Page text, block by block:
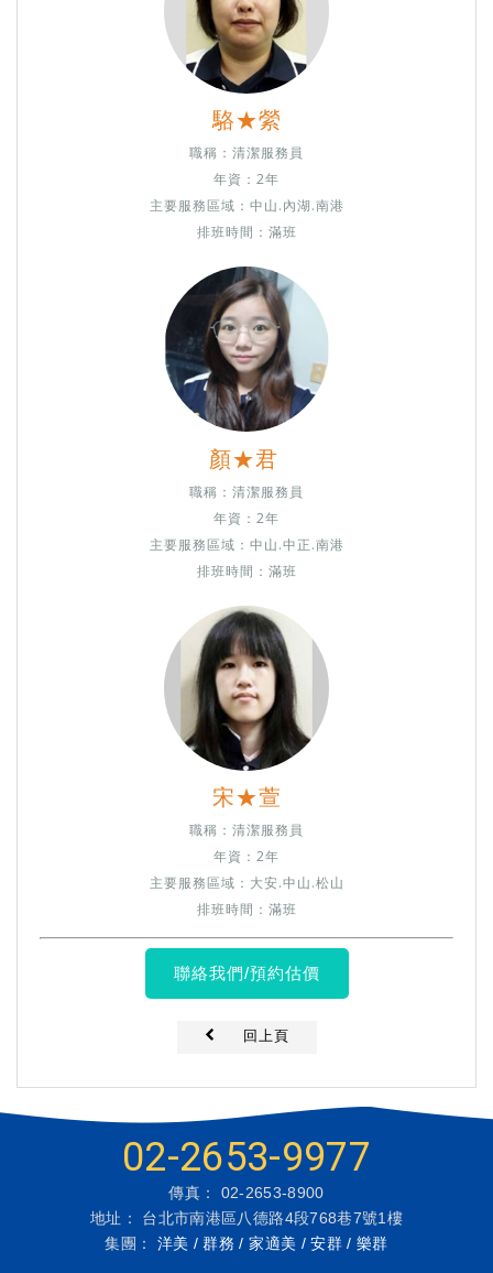
駱★縈
職稱：清潔服務員
年資：2年
主要服務區域： 中山.內湖.南港
排班時間：滿班
顏★君
職稱： 清潔服務員
年資：2年
主要服務區域：中山.中正.南港
排班時間：滿班
宋★萱
職稱：清潔服務員
年資：2年
主要服務區域：大安.中山.松山
排班時間：滿班
聯絡我們/預約估價
回上頁
02-2653-9977
傳真： 02-2653-8900
地址： 台北市南港區八德路4段768巷7號1樓
集團： 洋美 / 群務 / 家適美 / 安群 / 樂群